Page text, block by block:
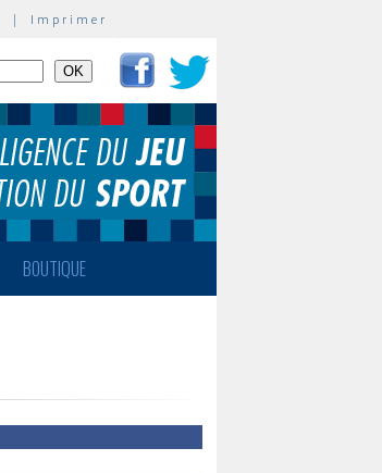
| Imprimer
BOUTIQUE